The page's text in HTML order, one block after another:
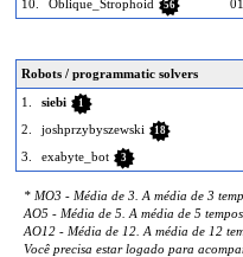
10.
Oblique_Strophoid 56
Robots / programmatic solvers
1.
siebi 1
2. joshprzybyszewski 18
3. exabyte_bot 3
* MO3 - Média de 3. A média de 3
AO5 - Média de 5. A média de 5
AO12 - Média de 12. A média de 12
Você precisa estar logado para